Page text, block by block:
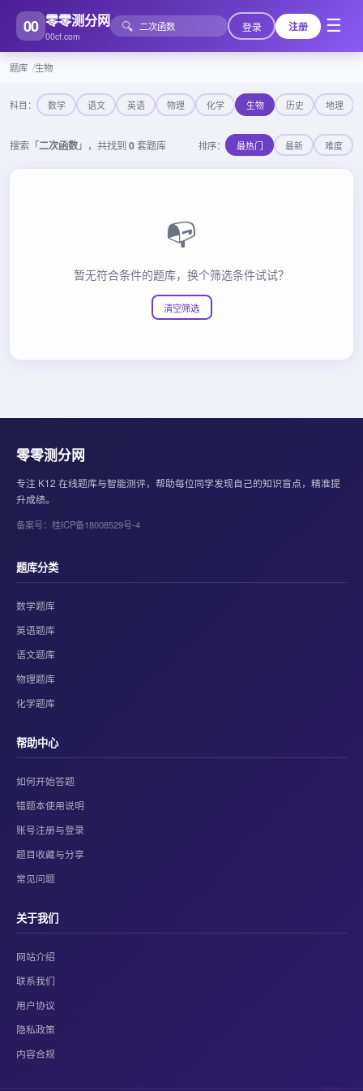
00 零零测分网
00cf.com
🔍 登录 注册 ☰
题库 生物
科目： 数学 语文 英语 物理 化学 生物 历史 地理
搜索「二次函数」，共找到0套题库 排序： 最热门 最新 难度
📭
暂无符合条件的题库，换个筛选条件试试？
清空筛选
零零测分网
专注 K12 在线题库与智能测评，帮助每位同学发现自己的知识盲点，精准提
升成绩。
备案号：桂ICP备18008529号-4
题库分类
数学题库
英语题库
语文题库
物理题库
化学题库
帮助中心
如何开始答题
错题本使用说明
账号注册与登录
题目收藏与分享
常见问题
关于我们
网站介绍
联系我们
用户协议
隐私政策
内容合规